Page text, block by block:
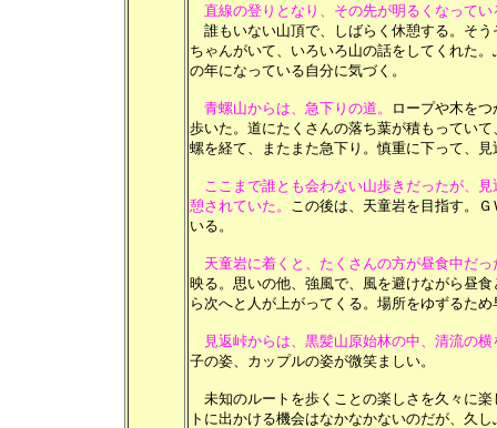
直線の登りとなり、その先が明るくなって
誰もいない山頂で、しばらく休憩する。そ
ちゃんがいて、いろいろ山の話をしてくれた
の年になっている自分に気づく。
青螺山からは、急下りの道。
ロープや木を
歩いた。道にたくさんの落ち葉が積もってい
螺を経て、またまた急下り。慎重に下って、見
ここまで誰とも会わない山歩きだったが、
憩されていた。 この後は、天童岩を目指す。
いる。
天童岩に着くと、たくさんの方が昼食中だっ
映る。思いの他、強風で、風を避けながら昼
ら次へと人が上がってくる。場所をゆずるた
見返峠からは、黒髪山原始林の中、清流の
子の姿、カップルの姿が微笑ましい。
未知のルートを歩くことの楽しさを久々に
トに出かける機会はなかなかないのだが、久